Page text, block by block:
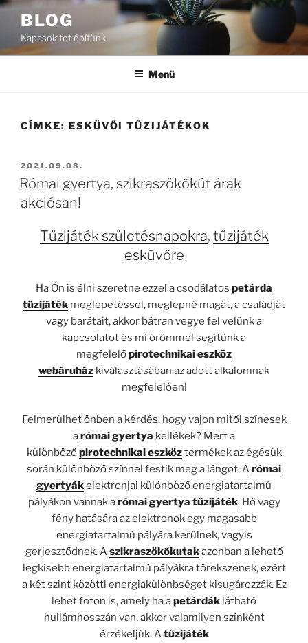
Tartalomhoz
BLOG
Kapcsolatot építünk
Menü
CÍMKE: ESKÜVŐI TŰZIJÁTÉKOK
BEKÜLDVE:
2021.09.08.
Római gyertya, szikraszökőkút árak
akciósan!
Tűzijáték születésnapokra, tűzijáték
esküvőre
Ha Ön is élni szeretne ezzel a csodálatos petárda
tűzijáték meglepetéssel, meglepné magát, a családját
vagy barátait, akkor bátran vegye fel velünk a
kapcsolatot és mi örömmel segítünk a
megfelelőpirotechnikai eszköz
webáruház kiválasztásában az adott alkalomnak
megfelelően!
Felmerülhet önben a kérdés, hogy vajon mitől színesek
arómai gyertya kellékek? Mert a
különbözőpirotechnikai eszköztermékek az égésük
során különböző színnel festik meg a lángot. Arómai
gyertyákelektronjai különböző energiatartalmú
pályákon vannak arómai gyertya tűzijáték. Hő vagy
fény hatására az elektronok egy magasabb
energiatartalmú pályára kerülnek, vagyis
gerjesztődnek. Aszikraszökőkutakazonban a lehető
legkisebb energiatartalmú pályákra törekszenek, ezért
a két szint közötti energiakülönbséget kisugározzák. Ez
lehet foton is, amely ha apetárdák látható
hullámhosszán van, akkor valamilyen színként
érzékeljük. Atűzijáték